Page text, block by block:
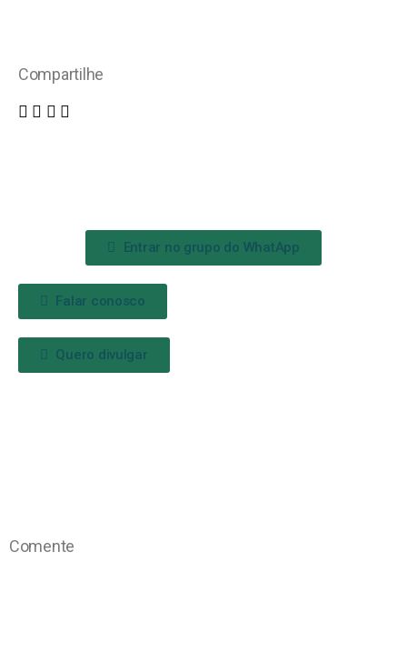
Compartilhe
Entrar no grupo do WhatApp
Falar conosco
Quero divulgar
Comente